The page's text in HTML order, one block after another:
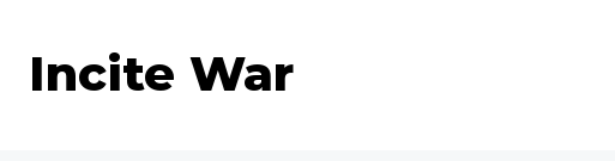
Incite War